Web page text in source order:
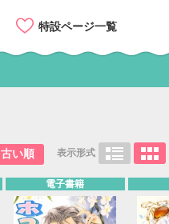
特設ページ一覧
古い順 表示形式
電子書籍